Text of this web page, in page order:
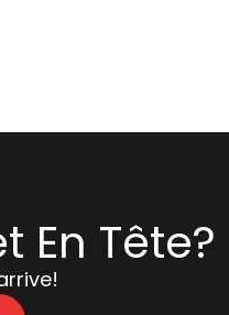
En Tête?